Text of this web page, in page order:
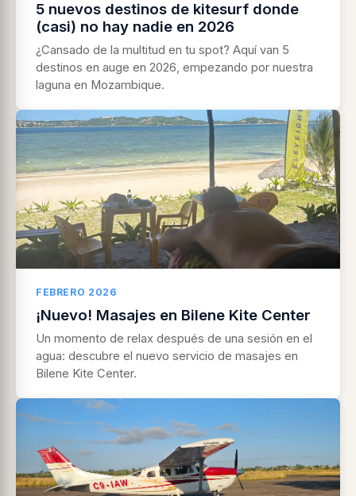
5 nuevos destinos de kitesurf donde
(casi) no hay nadie en 2026
¿Cansado de la multitud en tu spot? Aquí van 5
destinos en auge en 2026, empezando por nuestra
laguna en Mozambique.
FEBRERO 2026
¡Nuevo! Masajes en Bilene Kite Center
Un momento de relax después de una sesión en el
agua: descubre el nuevo servicio de masajes en
Bilene Kite Center.